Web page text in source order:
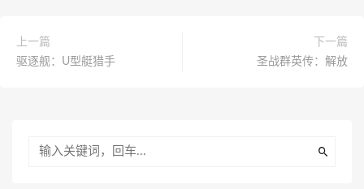
上一篇
驱逐舰：U型艇猎手
下一篇
圣战群英传：解放